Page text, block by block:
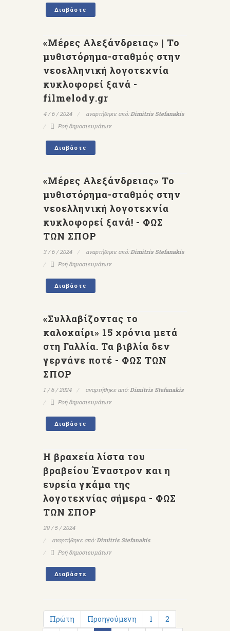
Διαβάστε
«Μέρες Αλεξάνδρειας» | Το
μυθιστόρημα-σταθμός στην
νεοελληνική λογοτεχνία
κυκλοφορεί ξανά -
filmelody.gr
4 / 6 / 2024 αναρτήθηκε από:Dimitris Stefanakis
Ροή δημοσιευμάτων
Διαβάστε
«Μέρες Αλεξάνδρειας» Το
μυθιστόρημα-σταθμός στην
νεοελληνική λογοτεχνία
κυκλοφορεί ξανά! - ΦΩΣ
ΤΩΝ ΣΠΟΡ
3 / 6 / 2024 αναρτήθηκε από:Dimitris Stefanakis
Ροή δημοσιευμάτων
Διαβάστε
«Συλλαβίζοντας το
καλοκαίρι» 15 χρόνια μετά
στη Γαλλία. Τα βιβλία δεν
γερνάνε ποτέ - ΦΩΣ ΤΩΝ
ΣΠΟΡ
1 / 6 / 2024 αναρτήθηκε από:Dimitris Stefanakis
Ροή δημοσιευμάτων
Διαβάστε
Η βραχεία λίστα του
βραβείου Έναστρον και η
ευρεία γκάμα της
λογοτεχνίας σήμερα - ΦΩΣ
ΤΩΝ ΣΠΟΡ
29 / 5 / 2024
αναρτήθηκε από:Dimitris Stefanakis
Ροή δημοσιευμάτων
Διαβάστε
Πρώτη Προηγούμενη 1
2